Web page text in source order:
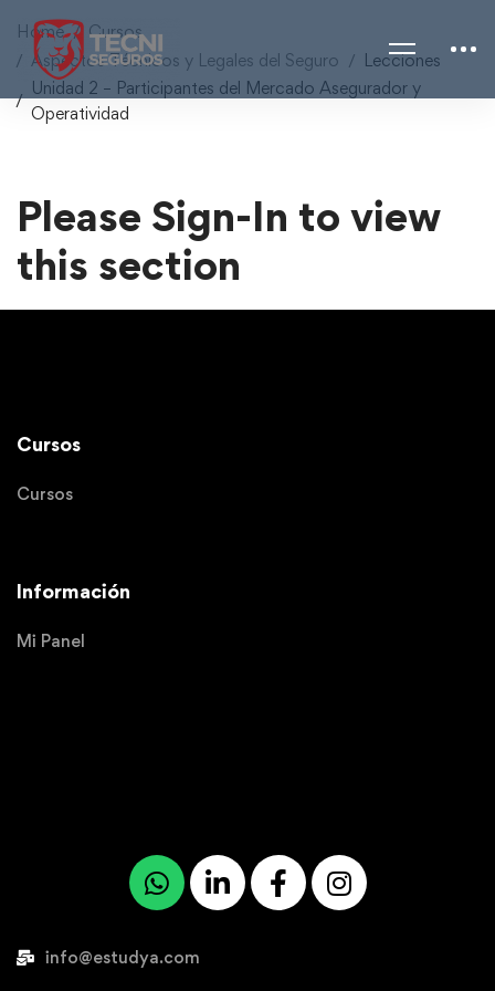
Home
Cursos
Aspectos Técnicos y Legales del Seguro
Lecciones
Unidad 2 – Participantes del Mercado Asegurador y
Operatividad
Please Sign-In to view
this section
Cursos
Cursos
Información
Mi Panel
info@estudya.com